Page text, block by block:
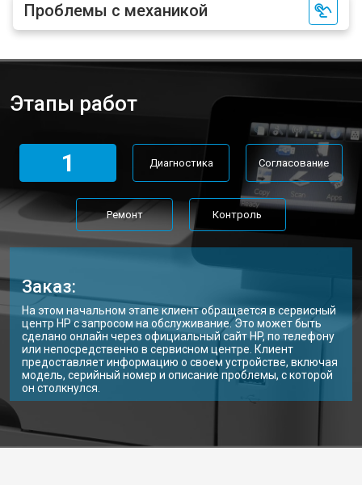
Проблемы с механикой
Этапы работ
1 Диагностика Согласование
Ремонт Контроль
Заказ:
На этом начальном этапе клиент обращается в сервисный
центр HP с запросом на обслуживание. Это может быть
сделано онлайн через официальный сайт HP, по телефону
или непосредственно в сервисном центре. Клиент
предоставляет информацию о своем устройстве, включая
модель, серийный номер и описание проблемы, с которой
он столкнулся.